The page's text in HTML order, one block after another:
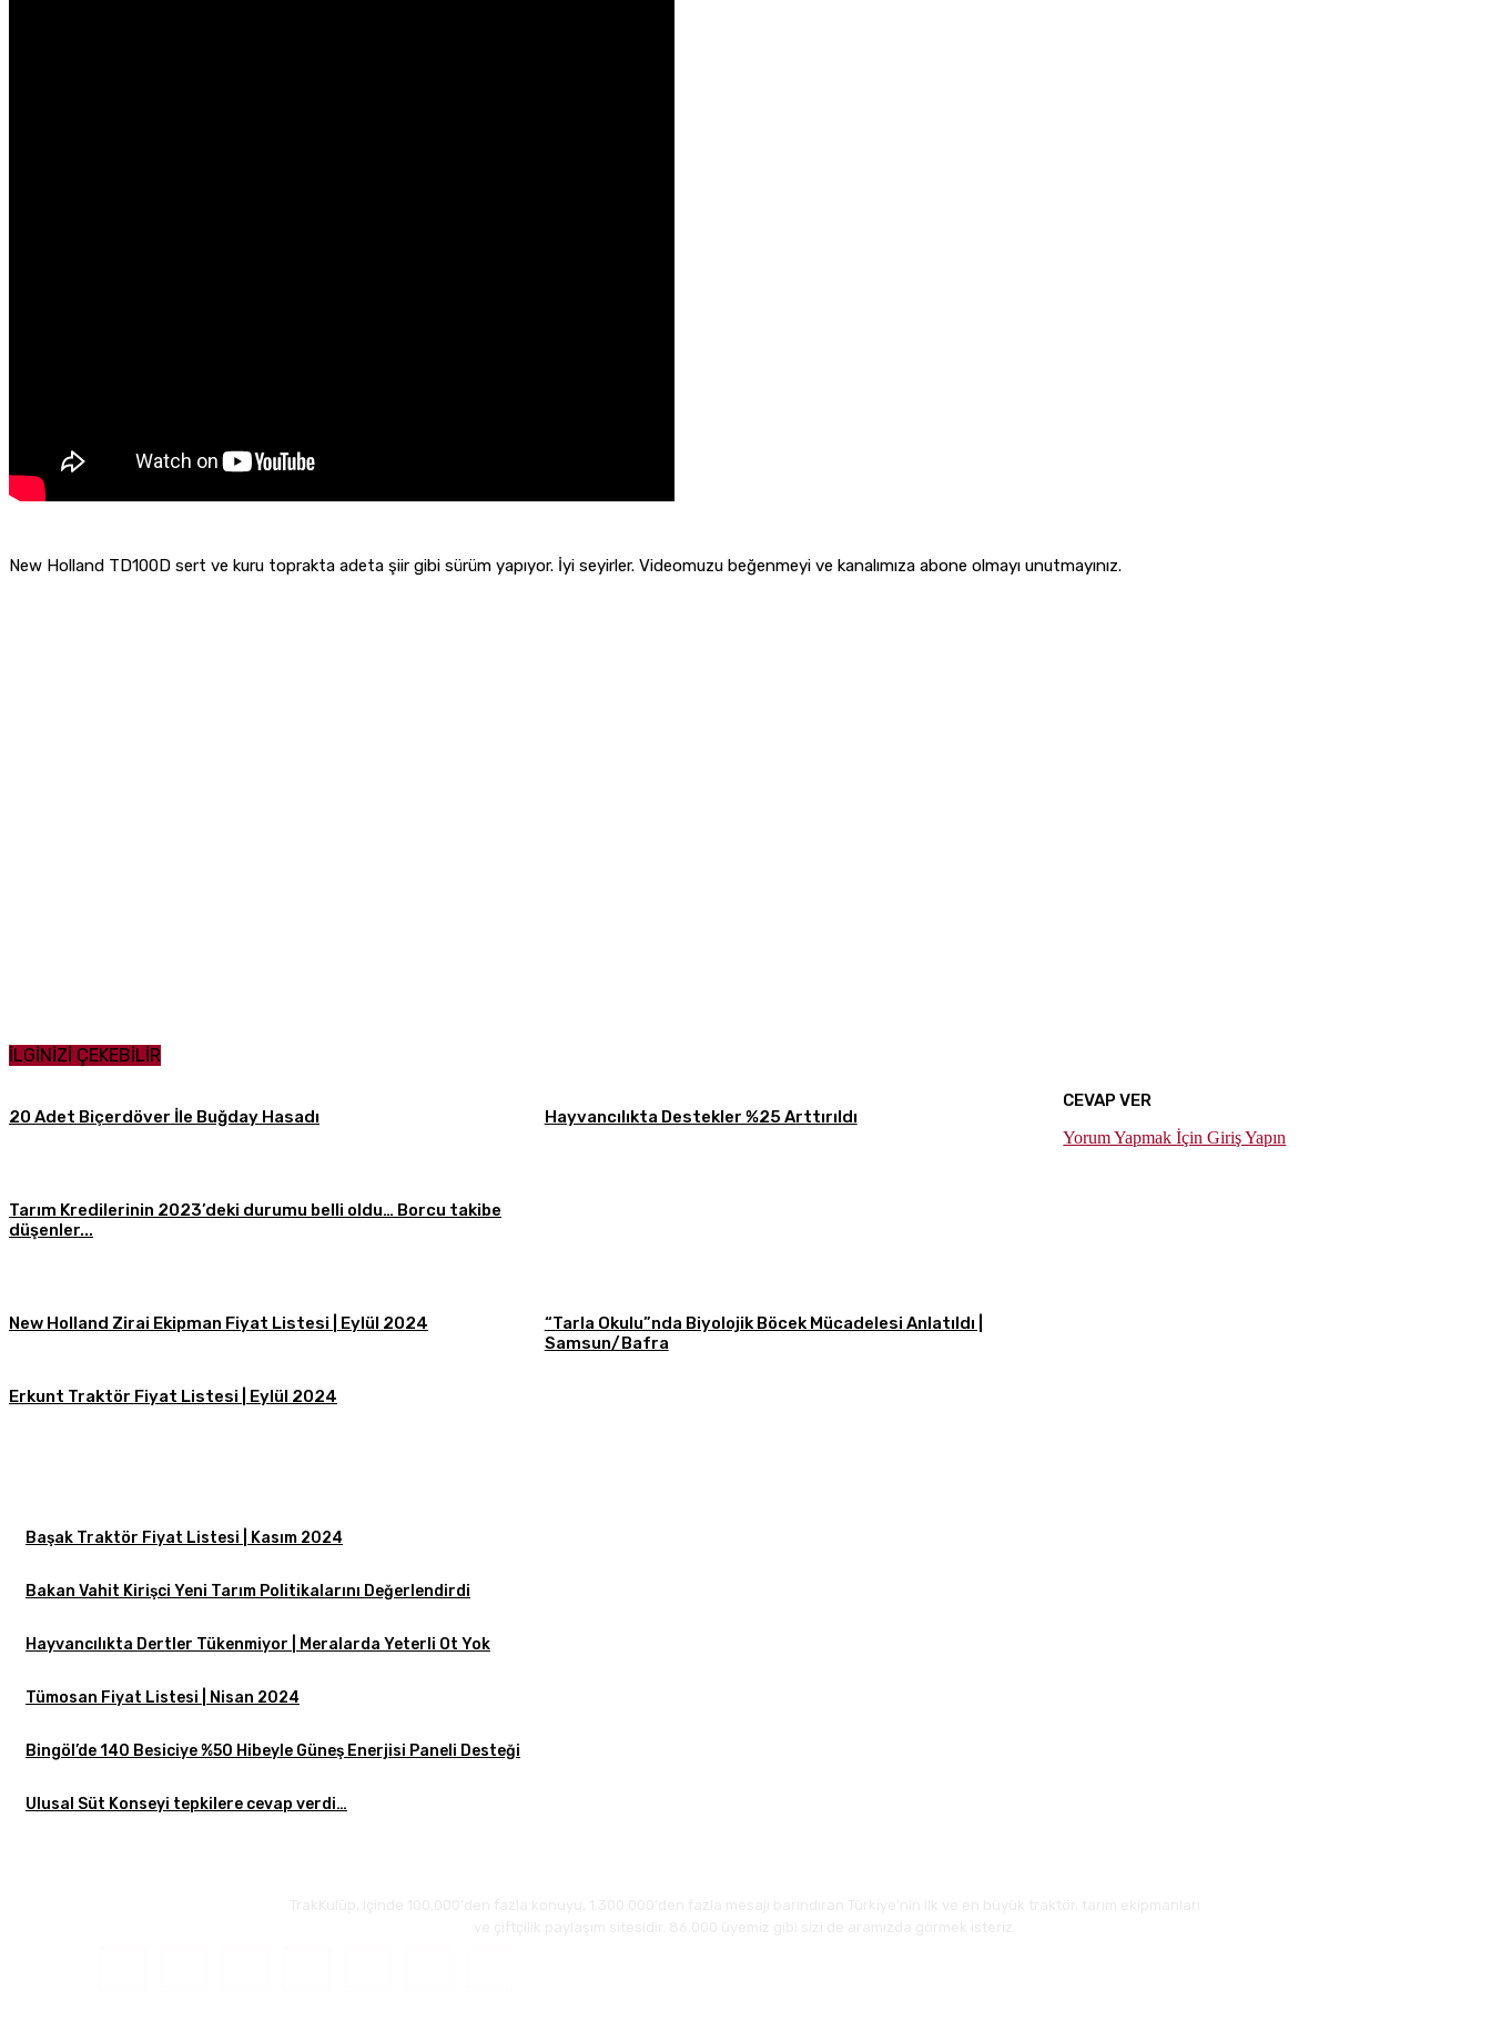
New Holland TD100D sert ve kuru toprakta adeta şiir gibi sürüm yapıyor. İyi seyirler. Videomuzu beğenmeyi ve kanalımıza abone olmayı unutmayınız.
İLGİNİZİ ÇEKEBİLİR
20 Adet Biçerdöver İle Buğday Hasadı Hayvancılıkta Destekler %25 Arttırıldı
Tarım Kredilerinin 2023’deki durumu belli oldu… Borcu takibe
düşenler...
New Holland Zirai Ekipman Fiyat Listesi | Eylül 2024
“Tarla Okulu”nda Biyolojik Böcek Mücadelesi Anlatıldı |
Samsun/Bafra
Erkunt Traktör Fiyat Listesi | Eylül 2024
CEVAP VER
Yorum Yapmak İçin Giriş Yapın
Başak Traktör Fiyat Listesi | Kasım 2024
Bakan Vahit Kirişci Yeni Tarım Politikalarını Değerlendirdi
Hayvancılıkta Dertler Tükenmiyor | Meralarda Yeterli Ot Yok
Tümosan Fiyat Listesi | Nisan 2024
Bingöl’de 140 Besiciye %50 Hibeyle Güneş Enerjisi Paneli Desteği
Ulusal Süt Konseyi tepkilere cevap verdi…